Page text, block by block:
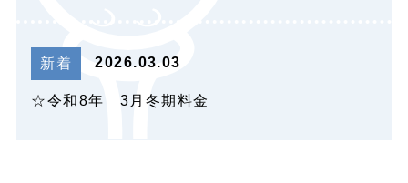
新着 2026.03.03
☆令和8年 3月冬期料金